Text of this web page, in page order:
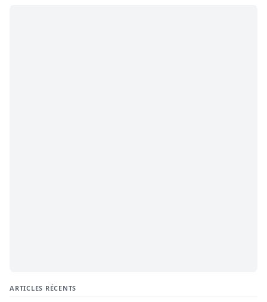
ARTICLES RÉCENTS